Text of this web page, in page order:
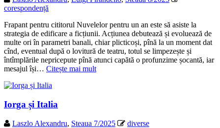
corespondență
Frapant pentru cititorul Nuvelelor pentru un an este să asiste la
strategia de edificare a ficțiunii. Acțiunea debutează și evoluează de
multe ori în parametri banali, chiar plicticoși, pînă la un moment dat
cînd, eventual după o lovitură de teatru, totul se limpezește și
întîmplările nepricepute pînă atunci capătă o profunzime șocantă, iar
mesajul își… Citește mai mult
Iorga și Italia
Laszlo Alexandru, Steaua 7/2025
diverse